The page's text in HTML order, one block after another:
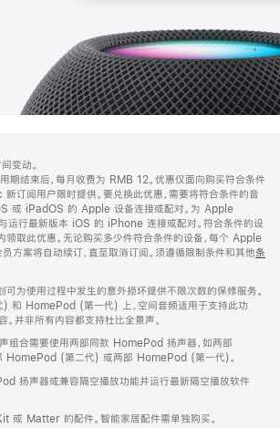
变动。
期结束后，每月收费为 RMB 12。优惠仅面向购买符合条件
订阅用户限时提供。要兑换此优惠，需要将符合条件的音
或 iPadOS 的 Apple 设备连接或配对。为 Apple
运行最新版本 iOS 的 iPhone 连接或配对。符合条件的设
领取此优惠。无论购买多少件符合条件的设备，每个 Apple
方案将自动续订，直至取消订阅。须遵循限制条件和其他条
为使用过程中发生的意外损坏提供不限次数的保修服务。
和 HomePod (第一代) 上，空间音频适用于支持此功
并非所有内容都支持杜比全景声。
组合需要使用两部同款 HomePod 扬声器，如两部
HomePod (第二代) 或两部 HomePod (第一代)。
扬声器或兼容隔空播放功能并运行最新隔空播放软件
或 Matter 的配件。智能家居配件需单独购买。